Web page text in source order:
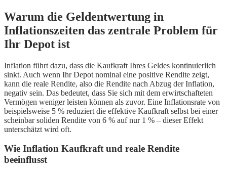
Warum die Geldentwertung in
Inflationszeiten das zentrale Problem für
Ihr Depot ist
Inflation führt dazu, dass die Kaufkraft Ihres Geldes kontinuierlich
sinkt. Auch wenn Ihr Depot nominal eine positive Rendite zeigt,
kann die reale Rendite, also die Rendite nach Abzug der Inflation,
negativ sein. Das bedeutet, dass Sie sich mit dem erwirtschafteten
Vermögen weniger leisten können als zuvor. Eine Inflationsrate von
beispielsweise 5 % reduziert die effektive Kaufkraft selbst bei einer
scheinbar soliden Rendite von 6 % auf nur 1 % – dieser Effekt
unterschätzt wird oft.
Wie Inflation Kaufkraft und reale Rendite
beeinflusst